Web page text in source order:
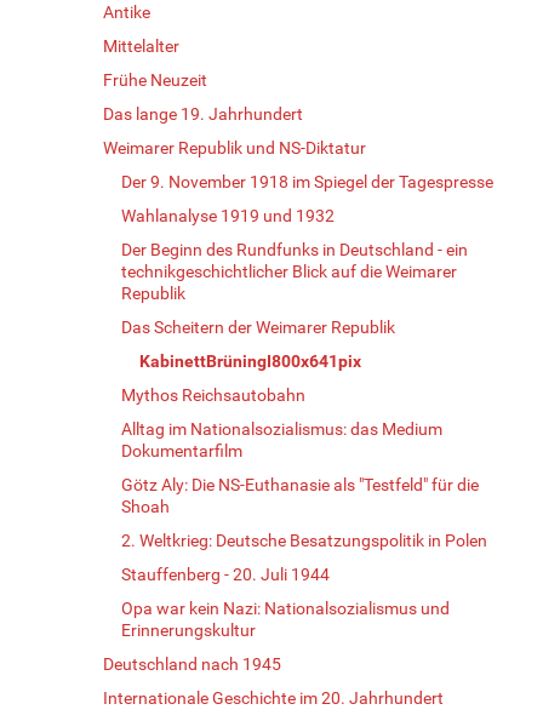
Antike
Mittelalter
Frühe Neuzeit
Das lange 19. Jahrhundert
Weimarer Republik und NS-Diktatur
Der 9. November 1918 im Spiegel der Tagespresse
Wahlanalyse 1919 und 1932
Der Beginn des Rundfunks in Deutschland - ein
technikgeschichtlicher Blick auf die Weimarer
Republik
Das Scheitern der Weimarer Republik
KabinettBrüningI800x641pix
Mythos Reichsautobahn
Alltag im Nationalsozialismus: das Medium
Dokumentarfilm
Götz Aly: Die NS-Euthanasie als "Testfeld" für die
Shoah
2. Weltkrieg: Deutsche Besatzungspolitik in Polen
Stauffenberg - 20. Juli 1944
Opa war kein Nazi: Nationalsozialismus und
Erinnerungskultur
Deutschland nach 1945
Internationale Geschichte im 20. Jahrhundert